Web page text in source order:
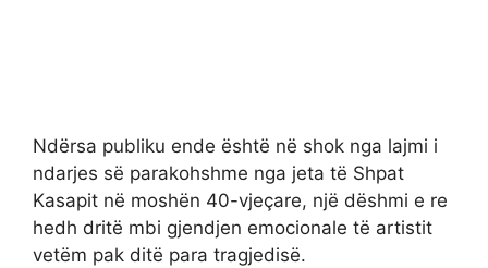
Ndërsa publiku ende është në shok nga lajmi i
ndarjes së parakohshme nga jeta të Shpat
Kasapit në moshën 40-vjeçare, një dëshmi e re
hedh dritë mbi gjendjen emocionale të artistit
vetëm pak ditë para tragjedisë.